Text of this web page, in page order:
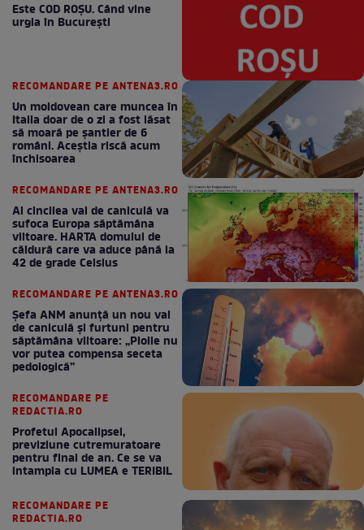
Este COD ROŞU. Când vine
urgia în Bucureşti
RECOMANDARE PE ANTENA3.RO
Un moldovean care muncea în
Italia doar de o zi a fost lăsat
să moară pe şantier de 6
români. Aceștia riscă acum
închisoarea
RECOMANDARE PE ANTENA3.RO
Al cincilea val de caniculă va
sufoca Europa săptămâna
viitoare. HARTA domului de
căldură care va aduce până la
42 de grade Celsius
RECOMANDARE PE ANTENA3.RO
Șefa ANM anunță un nou val
de caniculă și furtuni pentru
săptămâna viitoare: „Ploile nu
vor putea compensa seceta
pedologică”
RECOMANDARE PE
REDACTIA.RO
Profetul Apocalipsei,
previziune cutremuratoare
pentru final de an. Ce se va
intampla cu LUMEA e TERIBIL
RECOMANDARE PE
REDACTIA.RO